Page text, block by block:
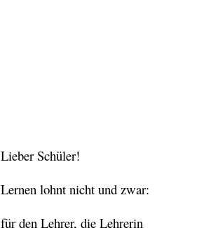
Lieber Schüler!
Lernen lohnt nicht und zwar:
für den Lehrer, die Lehrerin